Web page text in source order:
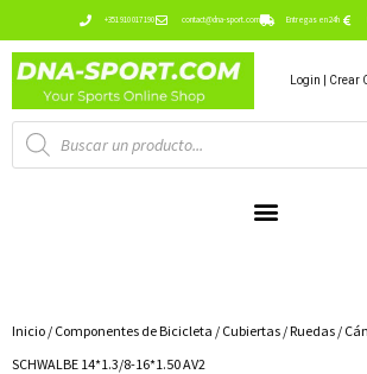
al
contenido
+351 910 017 190 contact@dna-sport.com Entregas en 24h
Login | Crear
Búsqueda
de
productos
Inicio / Componentes de Bicicleta / Cubiertas / Ruedas /
SCHWALBE 14*1.3/8-16*1.50 AV2